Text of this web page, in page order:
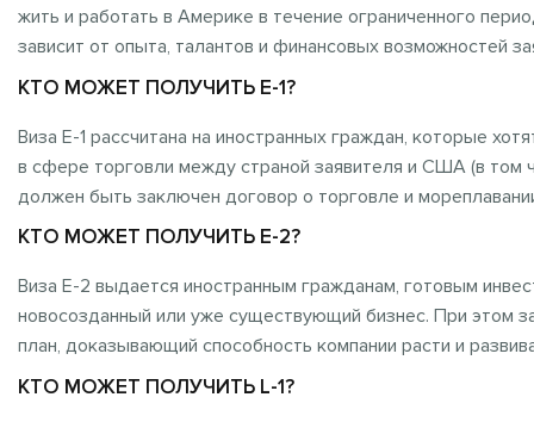
жить и работать в Америке в течение ограниченного
зависит от опыта, талантов и финансовых возможностей
КТО МОЖЕТ ПОЛУЧИТЬ E-1?
Виза Е-1 рассчитана на иностранных граждан, которые
в сфере торговли между страной заявителя и США (в том
должен быть заключен договор о торговле и
КТО МОЖЕТ ПОЛУЧИТЬ E-2?
Виза E-2 выдается иностранным гражданам, готовым
новосозданный или уже существующий бизнес. При этом
план, доказывающий способность компании расти и
КТО МОЖЕТ ПОЛУЧИТЬ L-1?